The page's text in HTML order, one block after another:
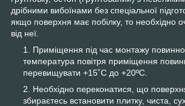
дрібними вибоїнами без спеціальної
якщо поверхня має побілку, то необхідно
від неї.
Приміщення під час монтажу повинно
температура повітря приміщення
перевищувати +15˚С до +20ºС.
Необхідно переконатися, що
збираєтесь встановити плитку, чиста,